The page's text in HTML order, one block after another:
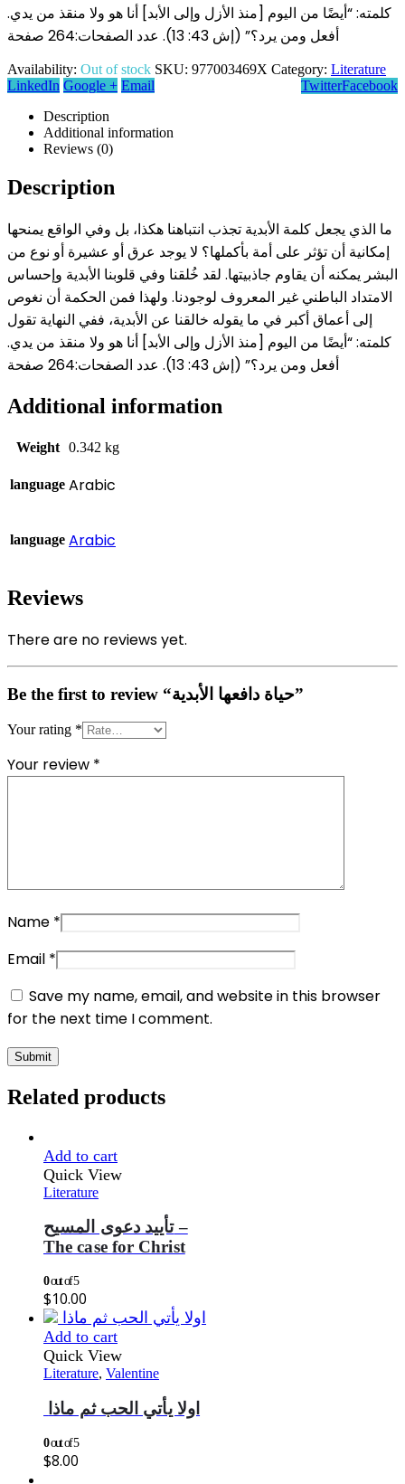
كلمته: “أيضًا من اليوم [منذ الأزل وإلى الأبد] أنا هو ولا منقذ من يدي.
أفعل ومن يرد؟” (إش 43: 13). عدد الصفحات:264 صفحة
Availability: Out of stock SKU: 977003469X Category: Literature
Facebook
Twitter
LinkedIn Google + Email
Description
Additional information
Reviews (0)
Description
ما الذي يجعل كلمة الأبدية تجذب انتباهنا هكذا، بل وفي الواقع يمنحها
إمكانية أن تؤثر على أمة بأكملها؟ لا يوجد عرق أو عشيرة أو نوع من
البشر يمكنه أن يقاوم جاذبيتها. لقد خُلقنا وفي قلوبنا الأبدية وإحساس
الامتداد الباطني غير المعروف لوجودنا. ولهذا فمن الحكمة أن نغوص
إلى أعماق أكبر في ما يقوله خالقنا عن الأبدية، ففي النهاية تقول
كلمته: “أيضًا من اليوم [منذ الأزل وإلى الأبد] أنا هو ولا منقذ من يدي.
أفعل ومن يرد؟” (إش 43: 13). عدد الصفحات:264 صفحة
Additional information
Weight 0.342 kg
language Arabic
language Arabic
Reviews
There are no reviews yet.
Be the first to review “حياة دافعها الأبدية”
Your rating *
Your review *
Name *
Email *
Save my name, email, and website in this browser
for the next time I comment.
Related products
Add to cart
Quick View
Literature
تأييد دعوى المسيح –
The case for Christ
0out of 5
$10.00
Add to cart
Quick View
Literature, Valentine
اولا يأتي الحب ثم ماذا
0out of 5
$8.00